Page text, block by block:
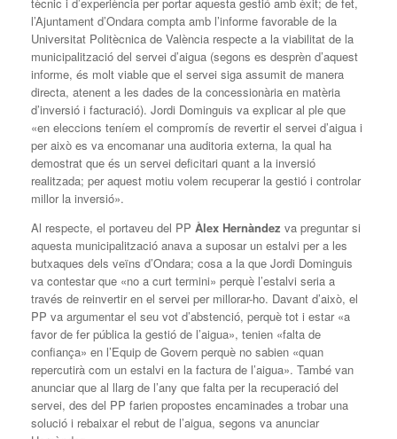
tècnic i d’experiència per portar aquesta gestió amb èxit; de fet,
l’Ajuntament d’Ondara compta amb l’informe favorable de la
Universitat Politècnica de València respecte a la viabilitat de la
municipalització del servei d’aigua (segons es desprèn d’aquest
informe, és molt viable que el servei siga assumit de manera
directa, atenent a les dades de la concessionària en matèria
d’inversió i facturació). Jordi Dominguis va explicar al ple que
«en eleccions teníem el compromís de revertir el servei d’aigua i
per això es va encomanar una auditoria externa, la qual ha
demostrat que és un servei deficitari quant a la inversió
realitzada; per aquest motiu volem recuperar la gestió i controlar
millor la inversió».
Al respecte, el portaveu del PP Àlex Hernàndez va preguntar si
aquesta municipalització anava a suposar un estalvi per a les
butxaques dels veïns d’Ondara; cosa a la que Jordi Dominguis
va contestar que «no a curt termini» perquè l’estalvi seria a
través de reinvertir en el servei per millorar-ho. Davant d’això, el
PP va argumentar el seu vot d’abstenció, perquè tot i estar «a
favor de fer pública la gestió de l’aigua», tenien «falta de
confiança» en l’Equip de Govern perquè no sabien «quan
repercutirà com un estalvi en la factura de l’aigua». També van
anunciar que al llarg de l’any que falta per la recuperació del
servei, des del PP farien propostes encaminades a trobar una
solució i rebaixar el rebut de l’aigua, segons va anunciar